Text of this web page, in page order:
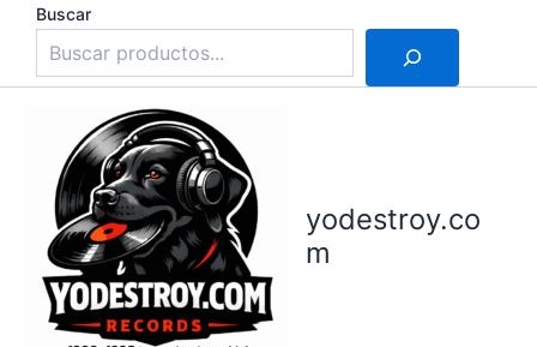
contenido
Buscar
yodestroy.co
m